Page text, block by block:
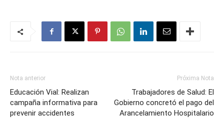
Nota anterior
Educación Vial: Realizan
campaña informativa para
prevenir accidentes
Próxima Nota
Trabajadores de Salud: El
Gobierno concretó el pago del
Arancelamiento Hospitalario